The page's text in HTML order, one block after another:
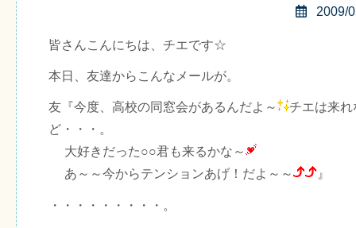
2009/
皆さんこんにちは、チエです☆
本日、友達からこんなメールが。
友『今度、高校の同窓会があるんだよ～
チエは来
ど・・・。
大好きだった○○君も来るかな～
あ～～今からテンションあげ！だよ～～
』
・・・・・・・・・。